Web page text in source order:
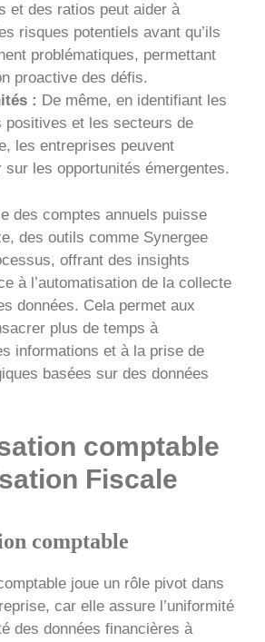
et des ratios peut aider à
risques potentiels avant qu’ils
problématiques, permettant
proactive des défis.
: De même, en identifiant les
positives et les secteurs de
les entreprises peuvent
sur les opportunités émergentes.
des comptes annuels puisse
des outils comme Synergee
offrant des insights
à l’automatisation de la collecte
données. Cela permet aux
plus de temps à
informations et à la prise de
basées sur des données
comptable
Fiscale
comptable
joue un rôle pivot dans
car elle assure l’uniformité
des données financières à